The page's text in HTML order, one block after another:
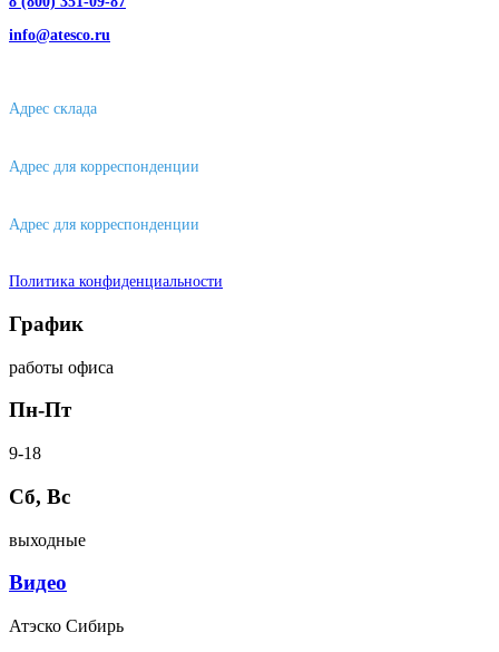
info@atesco.ru
Адрес склада
Адрес для корреспонденции
Адрес для корреспонденции
Политика конфиденциальности
График
работы офиса
Пн-Пт
9-18
Сб, Вс
выходные
Видео
Атэско Сибирь